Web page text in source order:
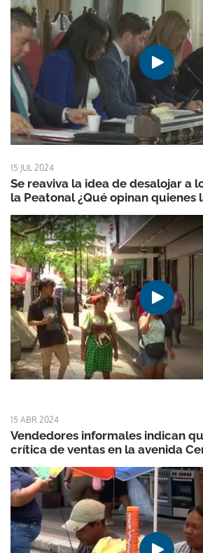
15 JUL 2024
Se reaviva la idea de desalojar a
la Peatonal ¿Qué opinan quienes
15 ABR 2024
Vendedores informales indican
crítica de ventas en la avenida